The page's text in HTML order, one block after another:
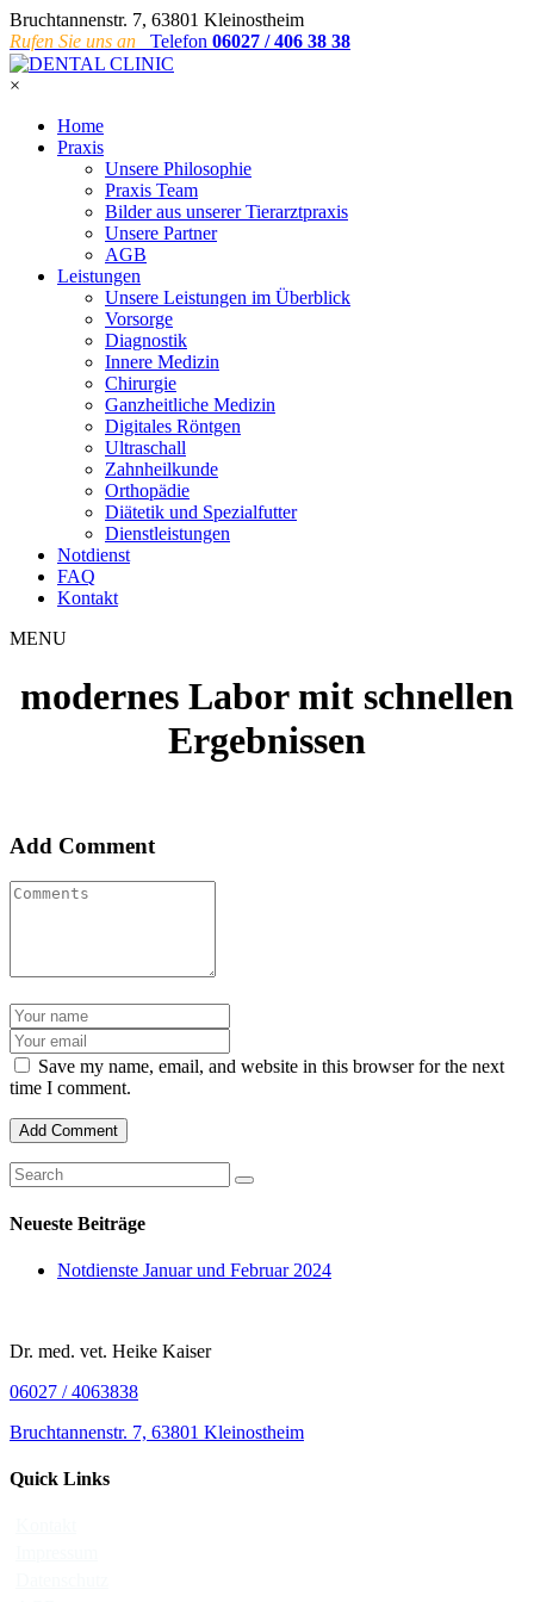
Bruchtannenstr. 7, 63801 Kleinostheim
Rufen Sie uns an
Telefon 06027 / 406 38 38
×
Home
Praxis
Unsere Philosophie
Praxis Team
Bilder aus unserer Tierarztpraxis
Unsere Partner
AGB
Leistungen
Unsere Leistungen im Überblick
Vorsorge
Diagnostik
Innere Medizin
Chirurgie
Ganzheitliche Medizin
Digitales Röntgen
Ultraschall
Zahnheilkunde
Orthopädie
Diätetik und Spezialfutter
Dienstleistungen
Notdienst
FAQ
Kontakt
MENU
modernes Labor mit schnellen
Ergebnissen
Add Comment
Save my name, email, and website in this browser for the next
time I comment.
Neueste Beiträge
Notdienste Januar und Februar 2024
Dr. med. vet. Heike Kaiser
06027 / 4063838
Bruchtannenstr. 7, 63801 Kleinostheim
Quick Links